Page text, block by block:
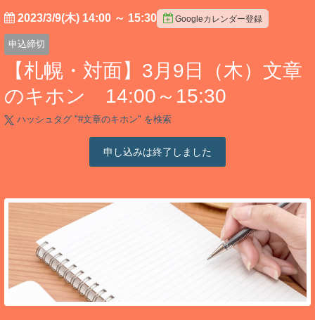
2023/3/9(木) 14:00 ～ 15:30 Googleカレンダー登録
申込締切
【札幌・対面】3月9日（木）文章
のキホン 14:00～15:30
ハッシュタグ "#文章のキホン" を検索
申し込みは終了しました